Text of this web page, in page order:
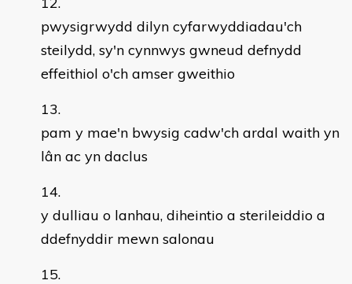
pwysigrwydd dilyn cyfarwyddiadau'ch
steilydd, sy'n cynnwys gwneud defnydd
effeithiol o'ch amser gweithio
pam y mae'n bwysig cadw'ch ardal waith yn
lân ac yn daclus
y dulliau o lanhau, diheintio a sterileiddio a
ddefnyddir mewn salonau